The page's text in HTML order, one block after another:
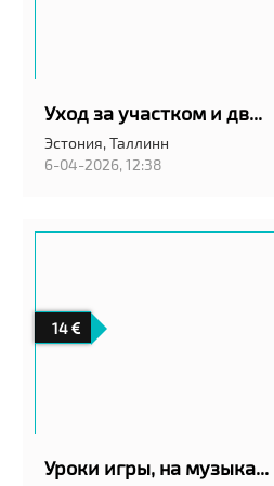
Уход за участком и двором
Эстония,Таллинн
6-04-2026, 12:38
14
Уроки игры, на музыкальных инструментах и уроки вокала